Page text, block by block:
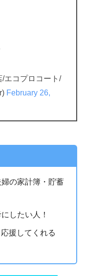
エコプロコート/
February 26,
の家計簿・貯蓄
したい人！
援してくれる